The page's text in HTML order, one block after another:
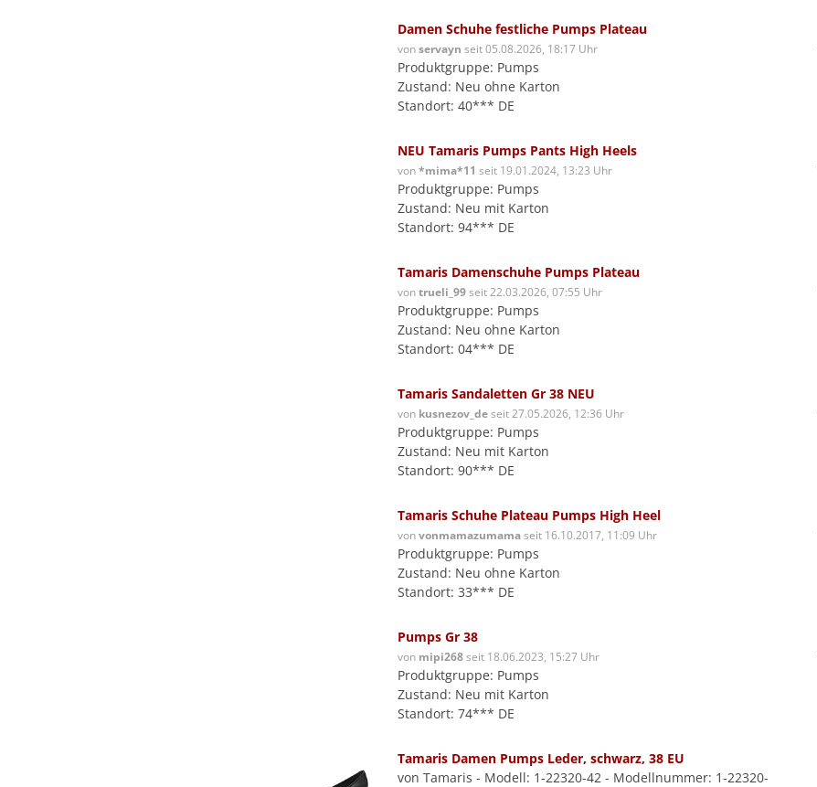
Damen Schuhe festliche Pumps Plateau
vonservayn seit 05.08.2026, 18:17 Uhr
Produktgruppe: Pumps
Zustand: Neu ohne Karton
Standort: 40*** DE
NEU Tamaris Pumps Pants High Heels
von*mima*11 seit 19.01.2024, 13:23 Uhr
Produktgruppe: Pumps
Zustand: Neu mit Karton
Standort: 94*** DE
Tamaris Damenschuhe Pumps Plateau
vontrueli_99seit 22.03.2026, 07:55 Uhr
Produktgruppe: Pumps
Zustand: Neu ohne Karton
Standort: 04*** DE
Tamaris Sandaletten Gr 38 NEU
von kusnezov_deseit 27.05.2026, 12:36 Uhr
Produktgruppe: Pumps
Zustand: Neu mit Karton
Standort: 90*** DE
Tamaris Schuhe Plateau Pumps High Heel
vonvonmamazumamaseit 16.10.2017, 11:09 Uhr
Produktgruppe: Pumps
Zustand: Neu ohne Karton
Standort: 33*** DE
Pumps Gr 38
von mipi268seit 18.06.2023, 15:27 Uhr
Produktgruppe: Pumps
Zustand: Neu mit Karton
Standort: 74*** DE
Tamaris Damen Pumps Leder, schwarz, 38 EU
von Tamaris - Modell: 1-22320-42 - Modellnummer: 1-22320-